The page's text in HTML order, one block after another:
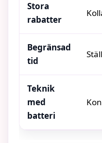
Stora
rabatter
Begränsad
tid
Teknik
med
batteri